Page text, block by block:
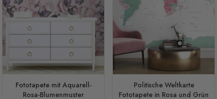
Fototapete mit Aquarell-
Rosa-Blumenmuster
Politische Weltkarte
Fototapete in Rosa und Grün